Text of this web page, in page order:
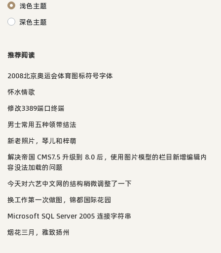
浅色主题
深色主题
推荐阅读
2008北京奥运会体育图标符号字体
怀水情歌
修改3389端口终端
男士常用五种领带结法
新老照片，琴儿和梓萌
解决帝国 CMS7.5 升级到 8.0 后，使用图片模型的栏目新增编辑内
容没法加载的问题
今天对六艺中文网的结构稍微调整了一下
换工作第一次做图，锦都国际花园
Microsoft SQL Server 2005 连接字符串
烟花三月，雅致扬州